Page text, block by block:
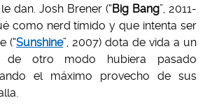
dan. Josh Brener (“Big Bang”, 2011-
como nerd tímido y que intenta ser
(“Sunshine”, 2007) dota de vida a un
de otro modo hubiera pasado
el máximo provecho de sus